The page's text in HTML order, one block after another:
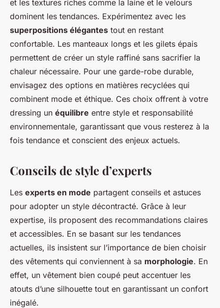
et les textures riches comme la laine et le velours
dominent les tendances. Expérimentez avec les
superpositions élégantes tout en restant
confortable. Les manteaux longs et les gilets épais
permettent de créer un style raffiné sans sacrifier la
chaleur nécessaire. Pour une garde-robe durable,
envisagez des options en matières recyclées qui
combinent mode et éthique. Ces choix offrent à votre
dressing un équilibre entre style et responsabilité
environnementale, garantissant que vous resterez à la
fois tendance et conscient des enjeux actuels.
Conseils de style d’experts
Les experts en mode partagent conseils et astuces
pour adopter un style décontracté. Grâce à leur
expertise, ils proposent des recommandations claires
et accessibles. En se basant sur les tendances
actuelles, ils insistent sur l’importance de bien choisir
des vêtements qui conviennent à sa morphologie. En
effet, un vêtement bien coupé peut accentuer les
atouts d’une silhouette tout en garantissant un confort
inégalé.